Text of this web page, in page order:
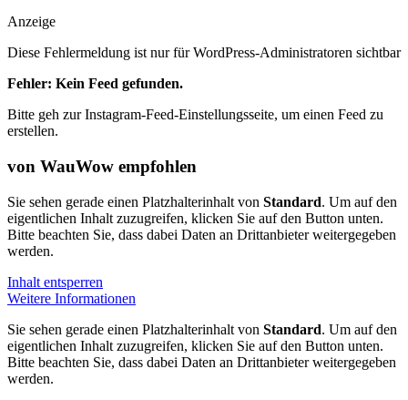
Anzeige
Diese Fehlermeldung ist nur für WordPress-Administratoren sichtbar
Fehler: Kein Feed gefunden.
Bitte geh zur Instagram-Feed-Einstellungsseite, um einen Feed zu
erstellen.
von WauWow empfohlen
Sie sehen gerade einen Platzhalterinhalt von Standard. Um auf den
eigentlichen Inhalt zuzugreifen, klicken Sie auf den Button unten.
Bitte beachten Sie, dass dabei Daten an Drittanbieter weitergegeben
werden.
Inhalt entsperren
Weitere Informationen
Sie sehen gerade einen Platzhalterinhalt von Standard. Um auf den
eigentlichen Inhalt zuzugreifen, klicken Sie auf den Button unten.
Bitte beachten Sie, dass dabei Daten an Drittanbieter weitergegeben
werden.